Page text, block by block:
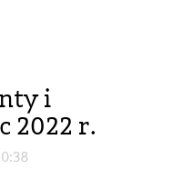
i
2022 r.